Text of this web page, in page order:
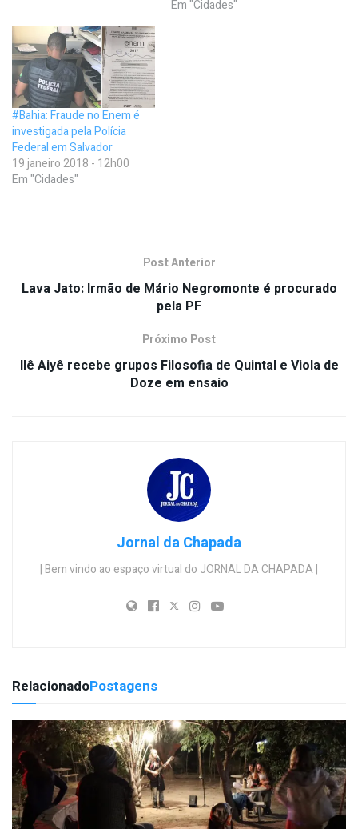
Em "Cidades"
#Bahia: Fraude no Enem é
investigada pela Polícia
Federal em Salvador
19 janeiro 2018 - 12h00
Em "Cidades"
Post Anterior
Lava Jato: Irmão de Mário Negromonte é procurado
pela PF
Próximo Post
Ilê Aiyê recebe grupos Filosofia de Quintal e Viola de
Doze em ensaio
Jornal da Chapada
| Bem vindo ao espaço virtual do JORNAL DA CHAPADA |
RelacionadoPostagens